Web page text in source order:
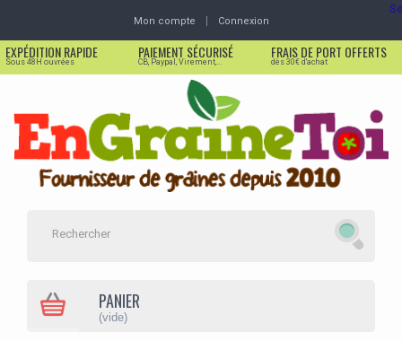
Mon compte Connexion
EXPÉDITION RAPIDE
Sous 48H ouvrées
PAIEMENT SÉCURISÉ
CB, Paypal, Virement,...
FRAIS DE PORT OFFERTS
dès 30€ d'achat
PANIER
(vide)